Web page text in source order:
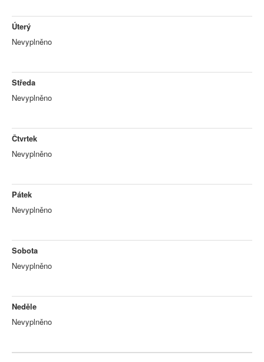
Úterý
Nevyplněno
Středa
Nevyplněno
Čtvrtek
Nevyplněno
Pátek
Nevyplněno
Sobota
Nevyplněno
Neděle
Nevyplněno